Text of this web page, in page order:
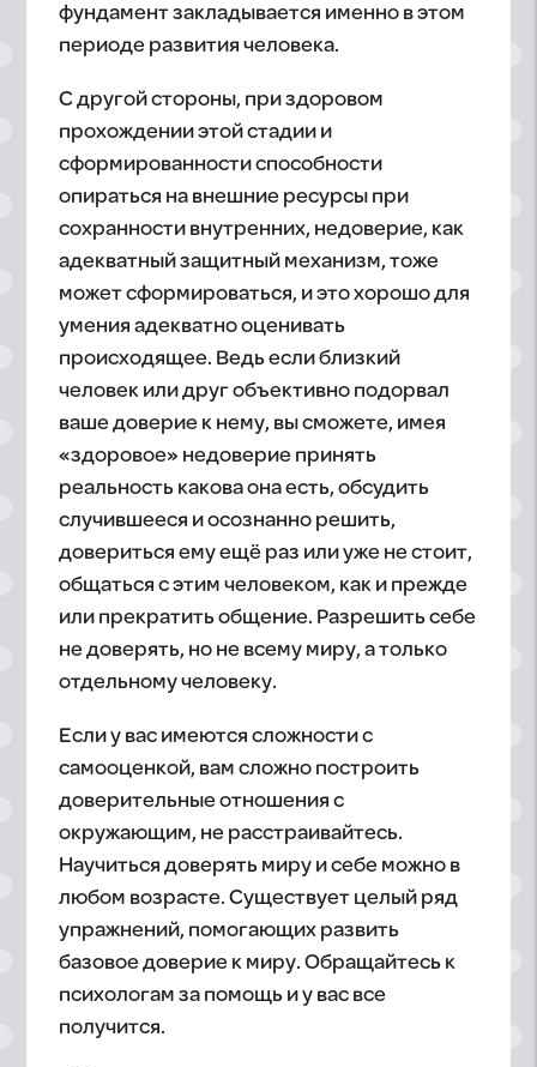
фундамент закладывается именно в этом
периоде развития человека.
С другой стороны, при здоровом
прохождении этой стадии и
сформированности способности
опираться на внешние ресурсы при
сохранности внутренних, недоверие, как
адекватный защитный механизм, тоже
может сформироваться, и это хорошо для
умения адекватно оценивать
происходящее. Ведь если близкий
человек или друг объективно подорвал
ваше доверие к нему, вы сможете, имея
«здоровое» недоверие принять
реальность какова она есть, обсудить
случившееся и осознанно решить,
довериться ему ещё раз или уже не стоит,
общаться с этим человеком, как и прежде
или прекратить общение. Разрешить себе
не доверять, но не всему миру, а только
отдельному человеку.
Если у вас имеются сложности с
самооценкой, вам сложно построить
доверительные отношения с
окружающим, не расстраивайтесь.
Научиться доверять миру и себе можно в
любом возрасте. Существует целый ряд
упражнений, помогающих развить
базовое доверие к миру. Обращайтесь к
психологам за помощь и у вас все
получится.